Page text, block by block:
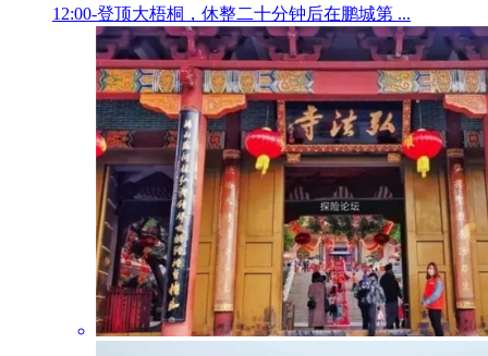
12:00-登顶大梧桐，休整二十分钟后在鹏城第 ...